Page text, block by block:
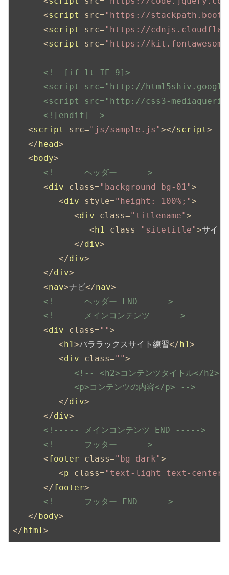
<script src="https://
<script src="https://
<script src="https://
<!--[if lt IE 9]>
<script src="http://
<script src="http://css3-
      <![endif]-->
<script src="js/sample.js"></script>
</ head>
< body>
<!----- ヘッダー ----->
<div class="background bg-01">
<div style="height: 100%;">
<div class="titlename">
< h1 class="sitetitle">サイト
</div>
</div>
</div>
<nav>ナビ</nav>
<!----- ヘッダー END ----->
<!----- メインコンテンツ ----->
<div class="">
< h1>パララックスサイト練習</ h1>
<div class="">
<!-- <h2>コンテンツタイトル</h2>
            <p>コンテンツの内容</p> -->
</div>
</div>
<!----- メインコンテンツ END ----->
<!----- フッター ----->
<footer class="bg-dark">
<p class="text-light text-center"
</footer>
<!----- フッター END ----->
</ body>
</ html>